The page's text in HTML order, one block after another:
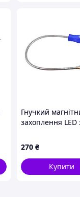
Гнучкий
захоплення LED
G03212
270 ₴
Купити